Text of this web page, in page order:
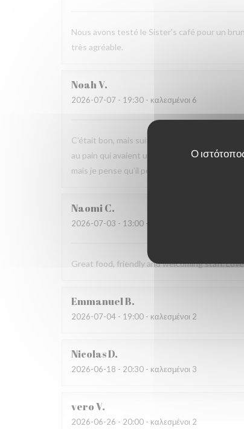
Ο
Nous avons testé le Sister's café pour un
très agréable.
NoahV
2026-07-07 - 19:30 - καλεσμένοι 6
C’était bon, mais suite à la soirée j’ai fait
au pain qui avaient un goût légèrement
mais je pense qu’il peut s’améliorer.
NaomiC
2026-07-03 - 13:00 - καλεσμένοι 4
Great food, friendly and welcoming staff.
EmmanuelB
2026-07-04 - 19:00 - καλεσμένοι 2
NicolasD
2026-06-18 - 20:30 - καλεσμένοι 3
veroV
2026-06-26 - 20:00 - καλεσμένοι 2